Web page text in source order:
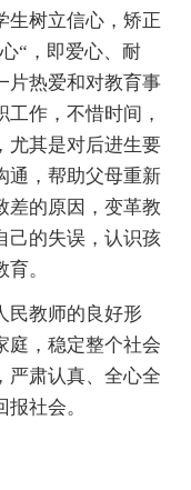
生树立信心，矫正
“，即爱心、耐
片热爱和对教育事
作，不惜时间，
尤其是对后进生要
通，帮助父母重新
差的原因，变革教
己的失误，认识孩
。
教师的良好形
庭，稳定整个社会
严肃认真、全心全
社会。